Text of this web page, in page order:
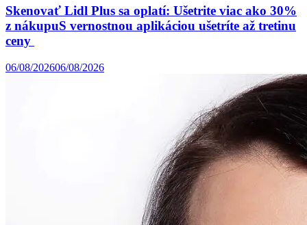
Skenovať Lidl Plus sa oplatí: Ušetrite viac ako 30%
z nákupuS vernostnou aplikáciou ušetríte až tretinu
ceny
06/08/202606/08/2026